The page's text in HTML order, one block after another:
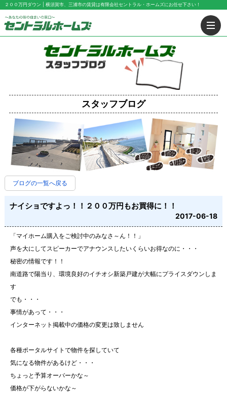
２００万円ダウン | 横須賀市、三浦市の賃貸は有限会社セントラル・ホームズにお任せ下さい！
スタッフブログ
ブログの一覧へ戻る
ナイショですよっ！！２００万円もお買得に！！
2017-06-18
「マイホーム購入をご検討中のみなさ～ん！！」
声を大にしてスピーカーでアナウンスしたいくらいお得なのに・・・
秘密の情報です！！
南道路で陽当り、環境良好のイチオシ新築戸建が大幅にプライスダウンしま
す
でも・・・
事情があって・・・
インターネット掲載中の価格の変更は致しません
各種ポータルサイトで物件を探していて
気になる物件があるけど・・・
ちょっと予算オーバーかな～
価格が下がらないかな～